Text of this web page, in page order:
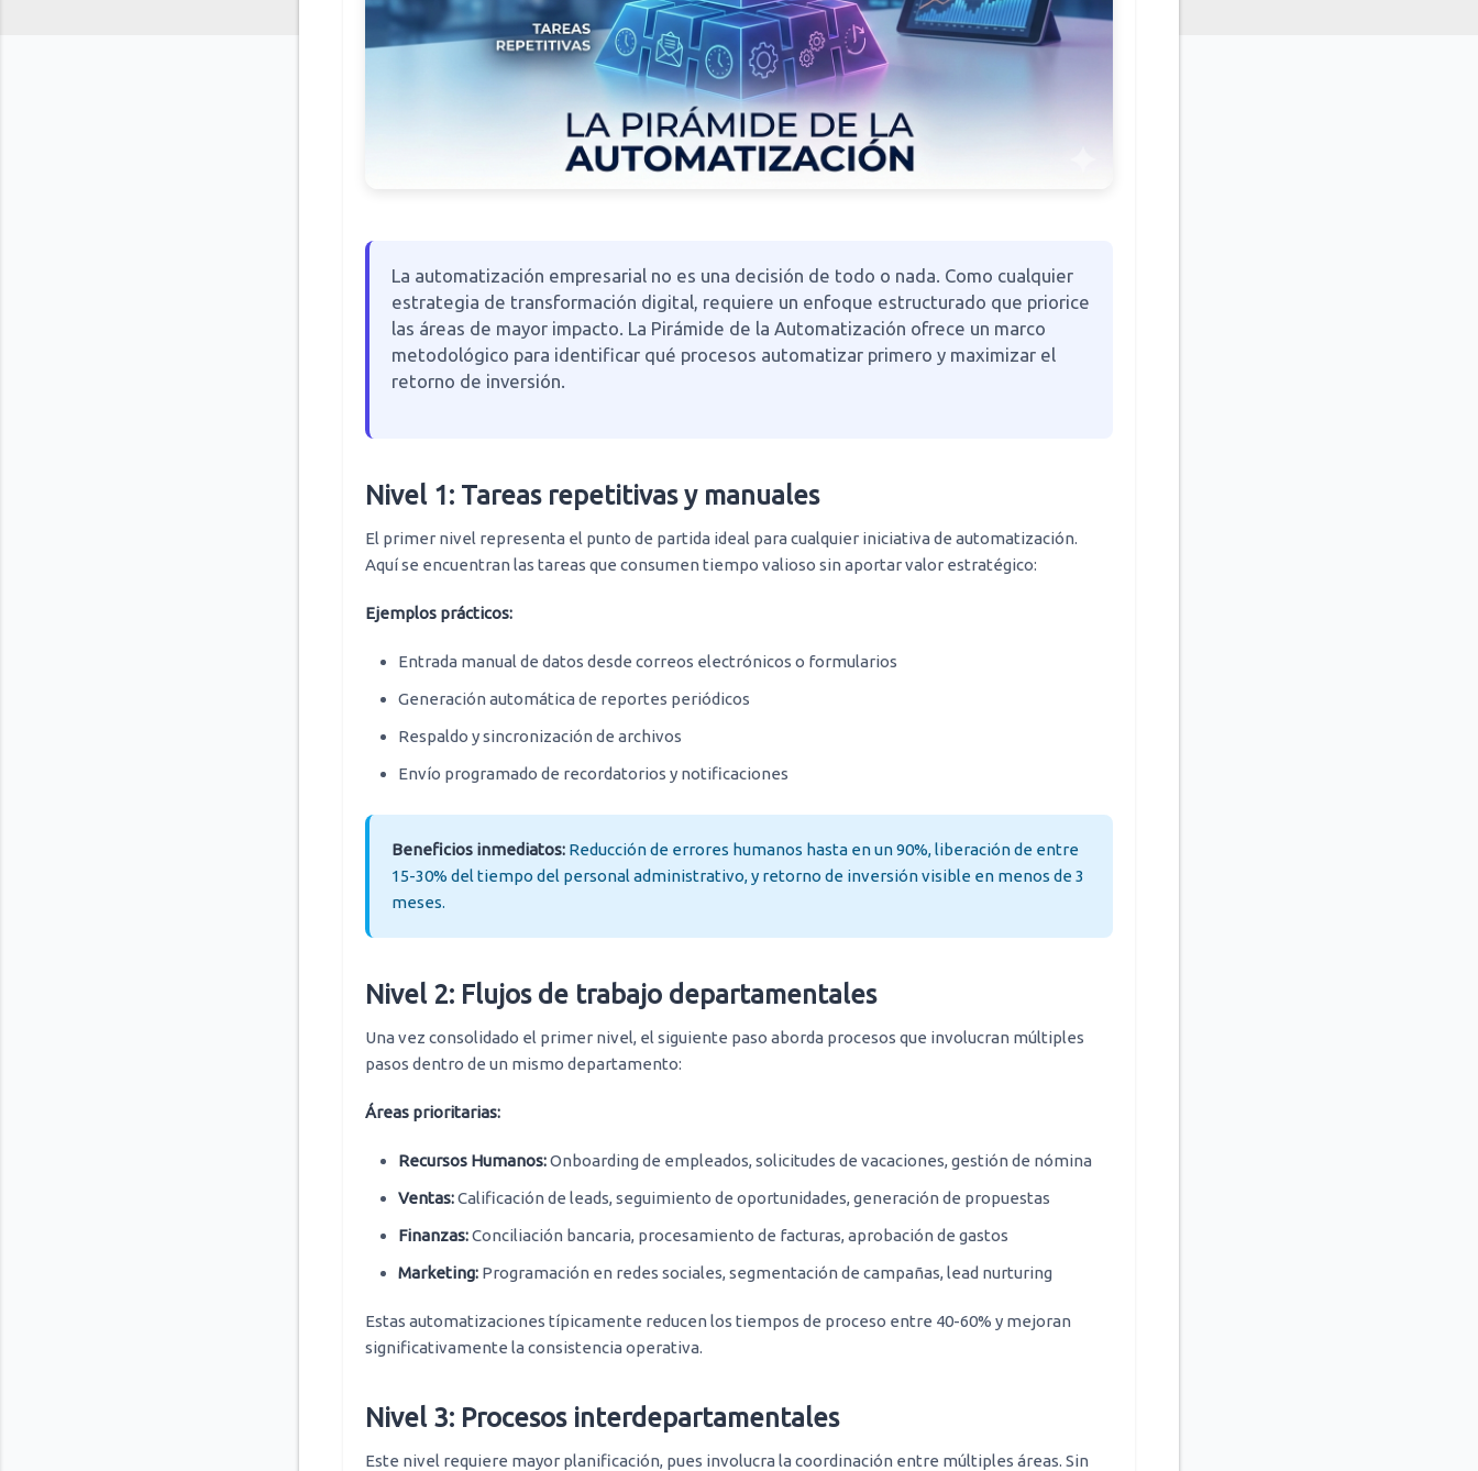
La automatización empresarial no es una decisión de todo o nada. Como cualquier
estrategia de transformación digital, requiere un enfoque estructurado que priorice
las áreas de mayor impacto. La Pirámide de la Automatización ofrece un marco
metodológico para identificar qué procesos automatizar primero y maximizar el
retorno de inversión.
Nivel 1: Tareas repetitivas y manuales
El primer nivel representa el punto de partida ideal para cualquier iniciativa de automatización.
Aquí se encuentran las tareas que consumen tiempo valioso sin aportar valor estratégico:
Ejemplos prácticos:
Entrada manual de datos desde correos electrónicos o formularios
Generación automática de reportes periódicos
Respaldo y sincronización de archivos
Envío programado de recordatorios y notificaciones
Beneficios inmediatos: Reducción de errores humanos hasta en un 90%, liberación de entre
15-30% del tiempo del personal administrativo, y retorno de inversión visible en menos de 3
meses.
Nivel 2: Flujos de trabajo departamentales
Una vez consolidado el primer nivel, el siguiente paso aborda procesos que involucran múltiples
pasos dentro de un mismo departamento:
Áreas prioritarias:
Recursos Humanos:Onboarding de empleados, solicitudes de vacaciones, gestión de nómina
Ventas:Calificación de leads, seguimiento de oportunidades, generación de propuestas
Finanzas:Conciliación bancaria, procesamiento de facturas, aprobación de gastos
Marketing: Programación en redes sociales, segmentación de campañas, lead nurturing
Estas automatizaciones típicamente reducen los tiempos de proceso entre 40-60% y mejoran
significativamente la consistencia operativa.
Nivel 3: Procesos interdepartamentales
Este nivel requiere mayor planificación, pues involucra la coordinación entre múltiples áreas. Sin